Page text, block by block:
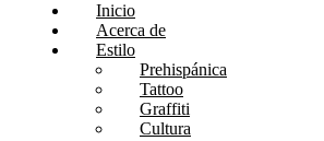
Inicio
Acerca de
Estilo
Prehispánica
Tattoo
Graffiti
Cultura